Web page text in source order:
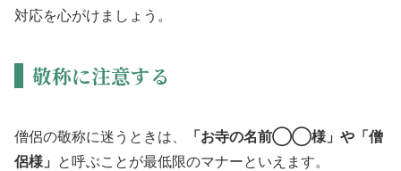
対応を心がけましょう。
敬称に注意する
僧侶の敬称に迷うときは、
「お寺の名前◯◯様」や「僧
侶様」 と呼ぶことが最低限のマナーといえます。